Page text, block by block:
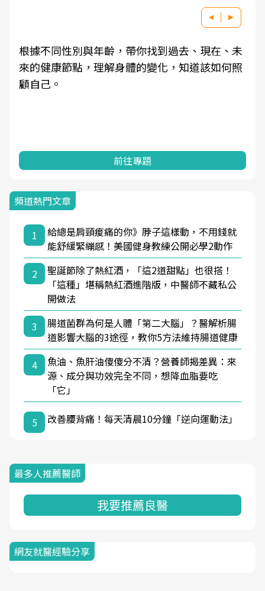
根據不同性別與年齡，帶你找到過去、現在、未
來的健康節點，理解身體的變化，知道該如何照
顧自己。
前往專題
頻道熱門文章
1
給總是肩頸痠痛的你》脖子這樣動，不用錢就
能舒緩緊繃感！美國健身教練公開必學2動作
2
聖誕節除了熱紅酒，「這2道甜點」也很搭！
「這種」堪稱熱紅酒進階版，中醫師不藏私公
開做法
3
腸道菌群為何是人體「第二大腦」？醫解析腸
道影響大腦的3途徑，教你5方法維持腸道健康
4
魚油、魚肝油傻傻分不清？營養師揭差異：來
源、成分與功效完全不同，想降血脂要吃
「它」
5 改善腰背痛！每天清晨10分鐘「逆向運動法」
最多人推薦醫師
我要推薦良醫
網友就醫經驗分享